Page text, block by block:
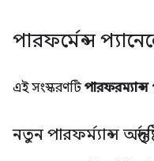
পারফর্মেন্স
এই সংস্করণটিপারফরম্যান্স
নতুন পারফর্ম্যান্স